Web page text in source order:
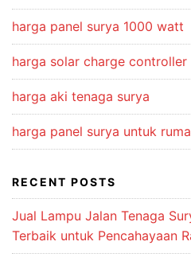
harga panel surya 1000 watt
harga solar charge controller
harga aki tenaga surya
harga panel surya untuk
RECENT POSTS
Jual Lampu Jalan Tenaga
Terbaik untuk Pencahayaan